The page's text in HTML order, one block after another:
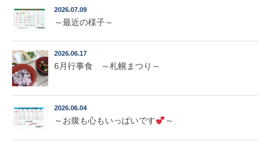
2026.07.09
～最近の様子～
2026.06.17
6月行事食 ～札幌まつり～
2026.06.04
～お腹も心もいっぱいです ～